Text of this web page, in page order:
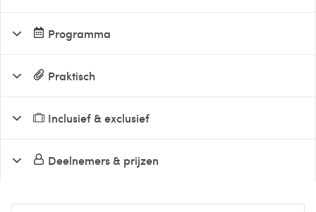
Programma
Praktisch
Inclusief & exclusief
Deelnemers & prijzen